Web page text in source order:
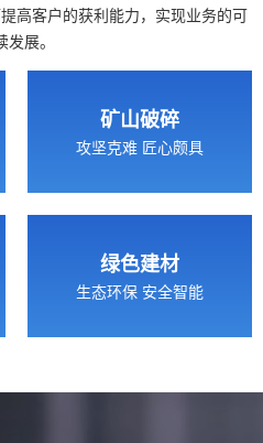
高客户的获利能力，实现业务的可
发展。
矿山破碎
攻坚克难 匠心颇具
绿色建材
生态环保 安全智能